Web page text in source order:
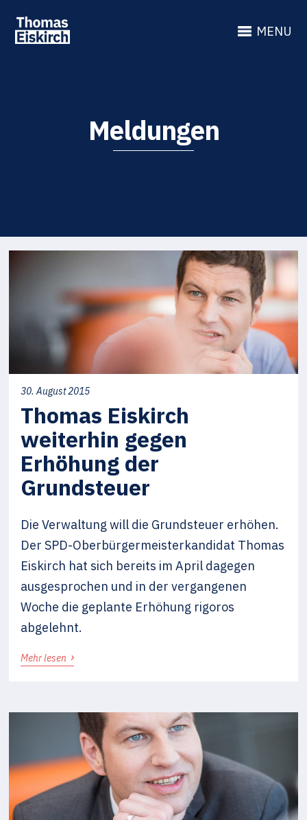
MENU
Meldungen
30. August 2015
Thomas Eiskirch
weiterhin gegen
Erhöhung der
Grundsteuer
Die Verwaltung will die Grundsteuer erhöhen.
Der SPD-Oberbürgermeisterkandidat Thomas
Eiskirch hat sich bereits im April dagegen
ausgesprochen und in der vergangenen
Woche die geplante Erhöhung rigoros
abgelehnt.
Mehr lesen ›